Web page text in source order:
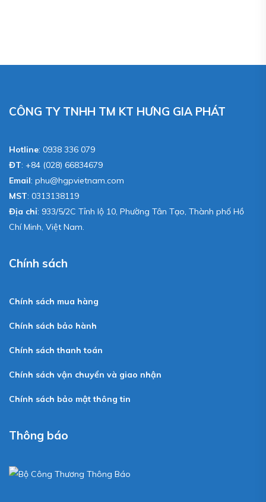
CÔNG TY TNHH TM KT HƯNG GIA PHÁT
Hotline: 0938 336 079
ĐT: +84 (028) 66834679
Email: phu@hgpvietnam.com
MST: 0313138119
Địa chỉ: 933/5/2C Tỉnh lộ 10, Phường Tân Tạo, Thành phố Hồ
Chí Minh, Việt Nam.
Chính sách
Chính sách mua hàng
Chính sách bảo hành
Chính sách thanh toán
Chính sách vận chuyển và giao nhận
Chính sách bảo mật thông tin
Thông báo